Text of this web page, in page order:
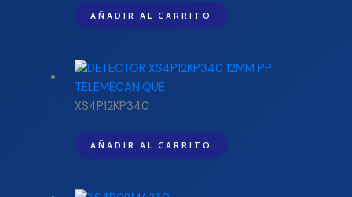
AÑADIR AL CARRITO
XS4P12KP340
AÑADIR AL CARRITO